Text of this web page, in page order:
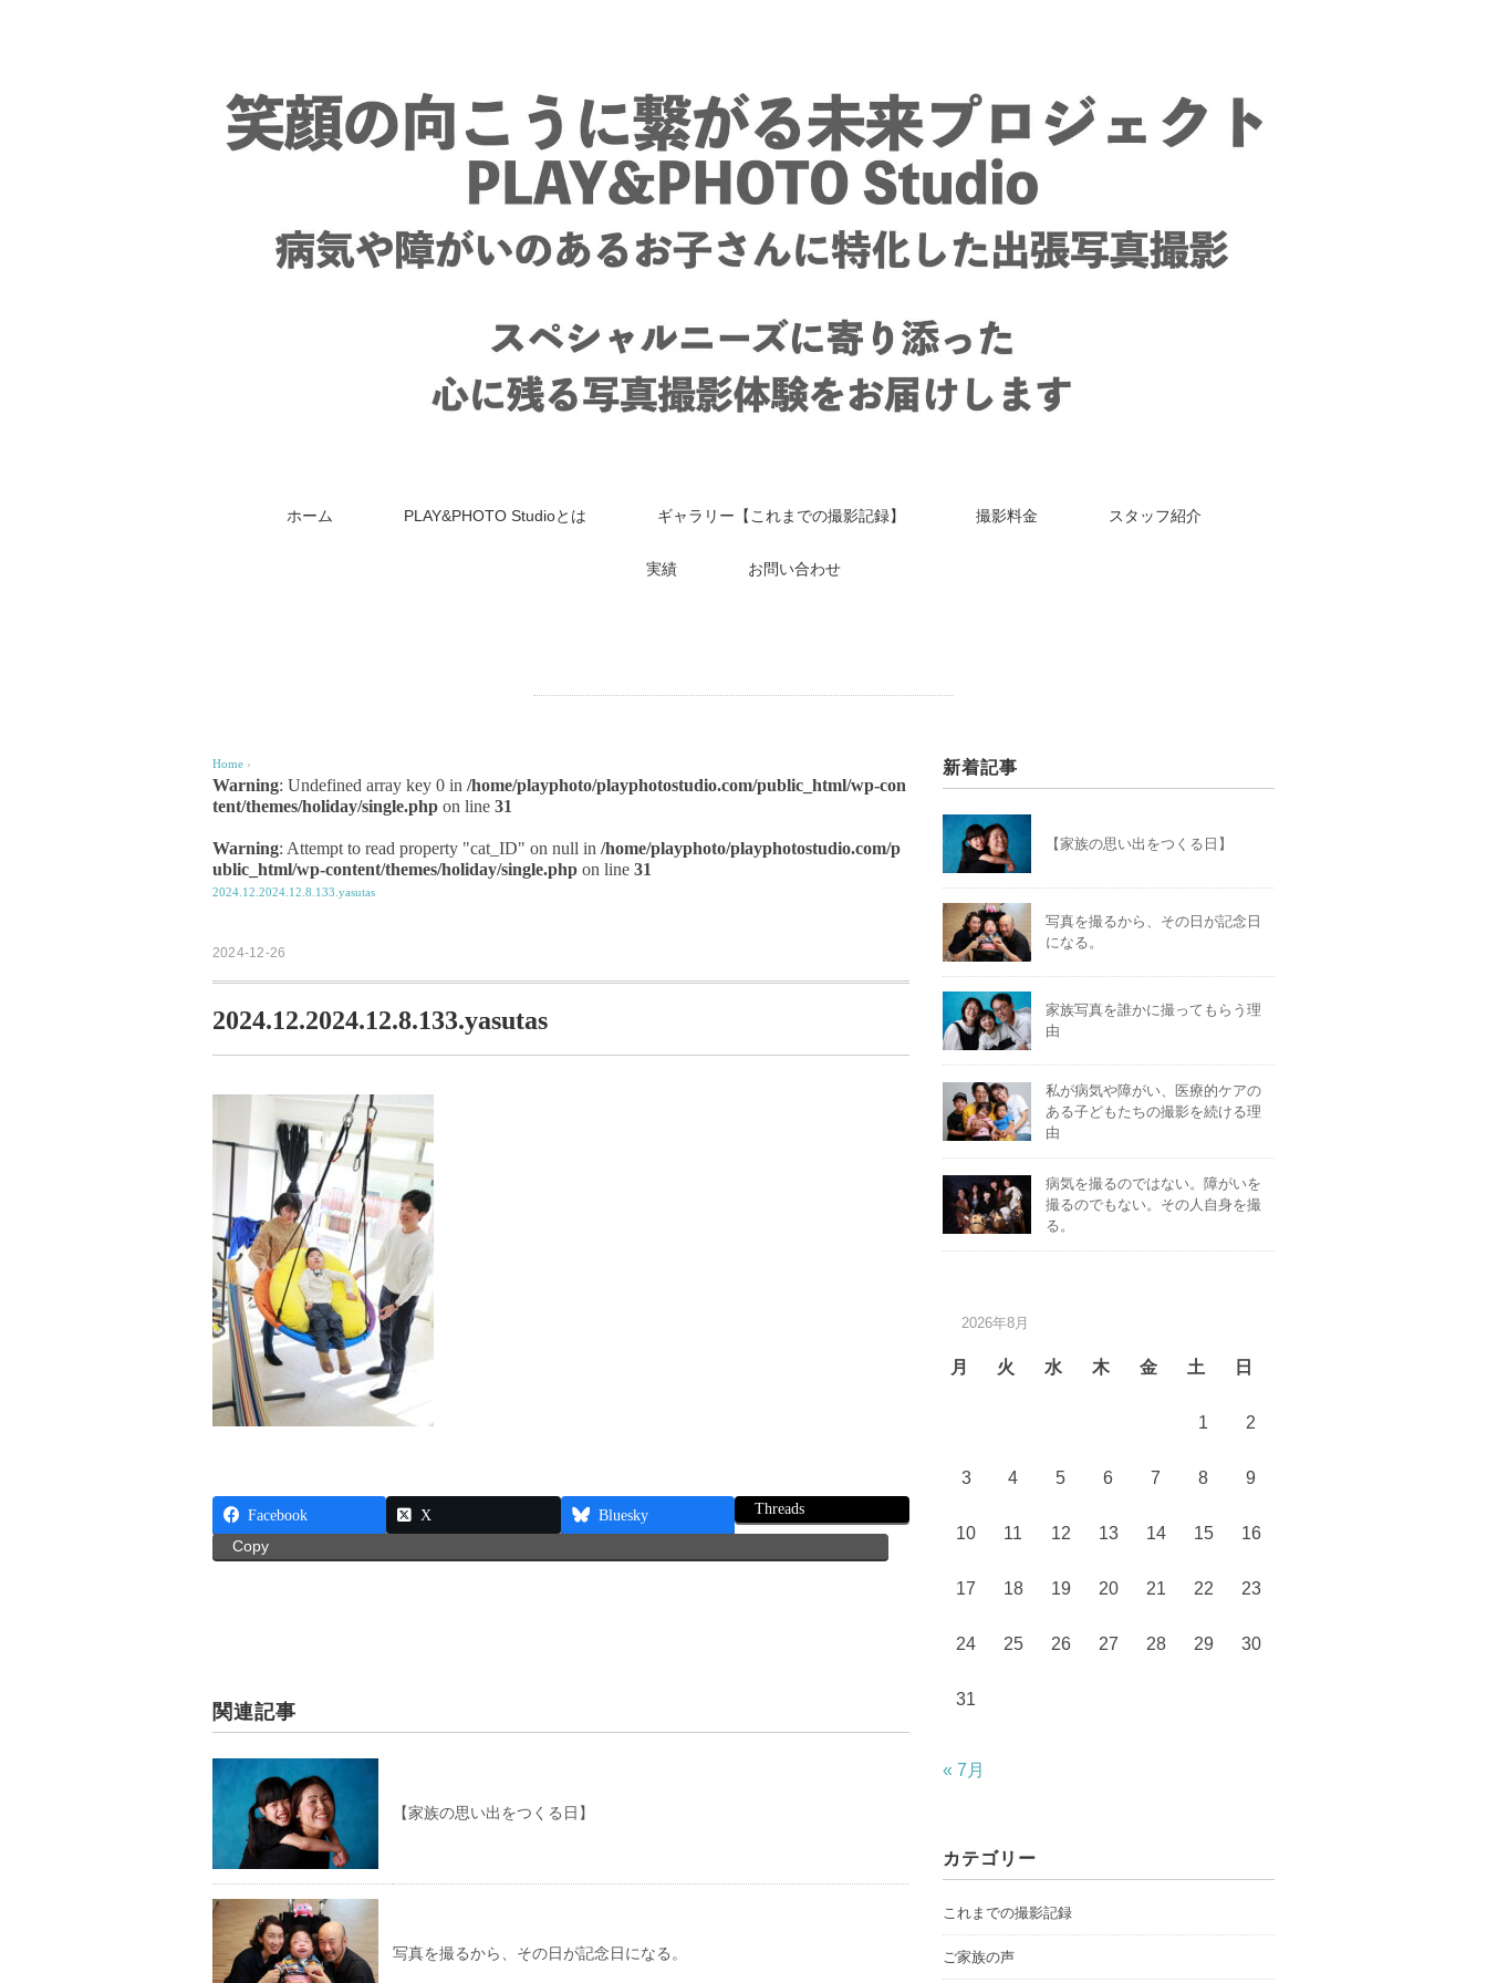
ホーム PLAY&PHOTO Studioとは ギャラリー【これまでの撮影記録】 撮影料金 スタッフ紹介
実績 お問い合わせ
Home ›
Warning: Undefined array key 0 in /home/playphoto/playphotostudio.com/public_html/wp-con
tent/themes/holiday/single.php on line 31
Warning: Attempt to read property "cat_ID" on null in /home/playphoto/playphotostudio.com/p
ublic_html/wp-content/themes/holiday/single.php on line 31
2024.12.2024.12.8.133.yasutas
2024-12-26
2024.12.2024.12.8.133.yasutas
Facebook X Bluesky Threads
Copy
関連記事
【家族の思い出をつくる日】
写真を撮るから、その日が記念日になる。
新着記事
【家族の思い出をつくる日】
写真を撮るから、その日が記念日
になる。
家族写真を誰かに撮ってもらう理
由
私が病気や障がい、医療的ケアの
ある子どもたちの撮影を続ける理
由
病気を撮るのではない。障がいを
撮るのでもない。その人自身を撮
る。
2026年8月
月 火 水 木 金 土 日
1 2
3 4 5 6 7 8 9
10 11 12 13 14 15 16
17 18 19 20 21 22 23
24 25 26 27 28 29 30
31
« 7月
カテゴリー
これまでの撮影記録
ご家族の声